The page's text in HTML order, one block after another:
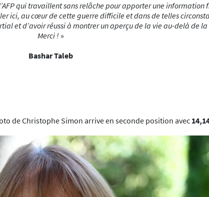
qui travaillent sans relâche pour apporter une information
ici, au cœur de cette guerre difficile et dans de telles
et d’avoir réussi à montrer un aperçu de la vie au-delà de
Merci ! »
Bashar Taleb
de Christophe Simon arrive en seconde position avec